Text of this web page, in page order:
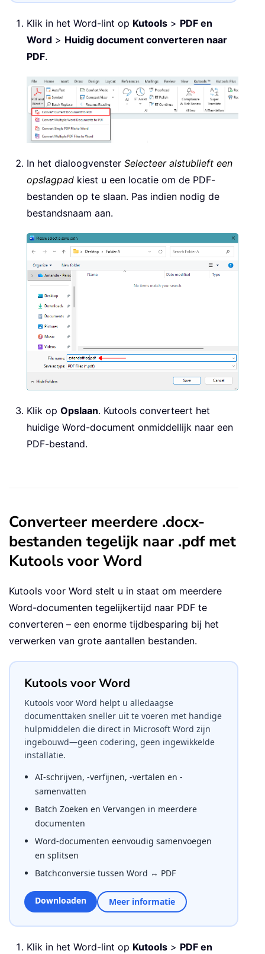
Klik in het Word-lint op Kutools > PDF en
Word > Huidig document converteren naar
PDF.
In het dialoogvenster Selecteer alstublieft een
opslagpad kiest u een locatie om de PDF-
bestanden op te slaan. Pas indien nodig de
bestandsnaam aan.
Klik op Opslaan. Kutools converteert het
huidige Word-document onmiddellijk naar een
PDF-bestand.
Converteer meerdere .docx-
bestanden tegelijk naar .pdf met
Kutools voor Word
Kutools voor Word stelt u in staat om meerdere
Word-documenten tegelijkertijd naar PDF te
converteren – een enorme tijdbesparing bij het
verwerken van grote aantallen bestanden.
Kutools voor Word
Kutools voor Word helpt u alledaagse
documenttaken sneller uit te voeren met handige
hulpmiddelen die direct in Microsoft Word zijn
ingebouwd—geen codering, geen ingewikkelde
installatie.
AI-schrijven, -verfijnen, -vertalen en -
samenvatten
Batch Zoeken en Vervangen in meerdere
documenten
Word-documenten eenvoudig samenvoegen
en splitsen
Batchconversie tussen Word ↔ PDF
Downloaden Meer informatie
Klik in het Word-lint op Kutools > PDF en